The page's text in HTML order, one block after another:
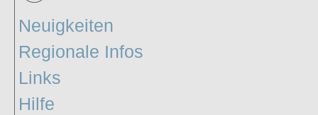
Neuigkeiten
Regionale Infos
Links
Hilfe